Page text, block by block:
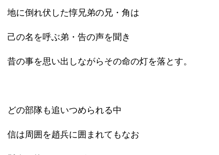
地に倒れ伏した惇兄弟の兄・角は
己の名を呼ぶ弟・告の声を聞き
昔の事を思い出しながらその命の灯を落とす。
どの部隊も追いつめられる中
信は周囲を趙兵に囲まれてもなお